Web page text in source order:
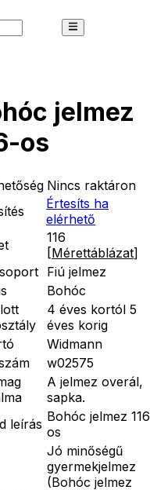
jelmez
os
Nincs raktáron
Értesíts ha
elérhető
116
[Mérettáblázat]
Fiú jelmez
Bohóc
4 éves kortól 5
éves korig
Widmann
w02575
A jelmez overál,
sapka.
leírás Bohóc jelmez
os
Jó minőségű
gyermekjelmez
(Bohóc jelmez